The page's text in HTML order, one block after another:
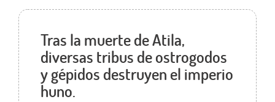
Tras la muerte de Atila,
diversas tribus de ostrogodos
y gépidos destruyen el imperio
huno.